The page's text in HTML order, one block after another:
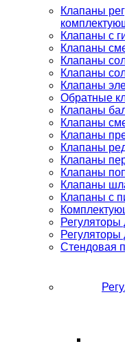
Клапаны
Клапаны с
Клапаны
Клапаны
Клапаны
Клапаны
Обратные
Клапаны
Клапаны
Клапаны
Клапаны
Клапаны
Клапаны
Клапаны
Клапаны с
Стендовая